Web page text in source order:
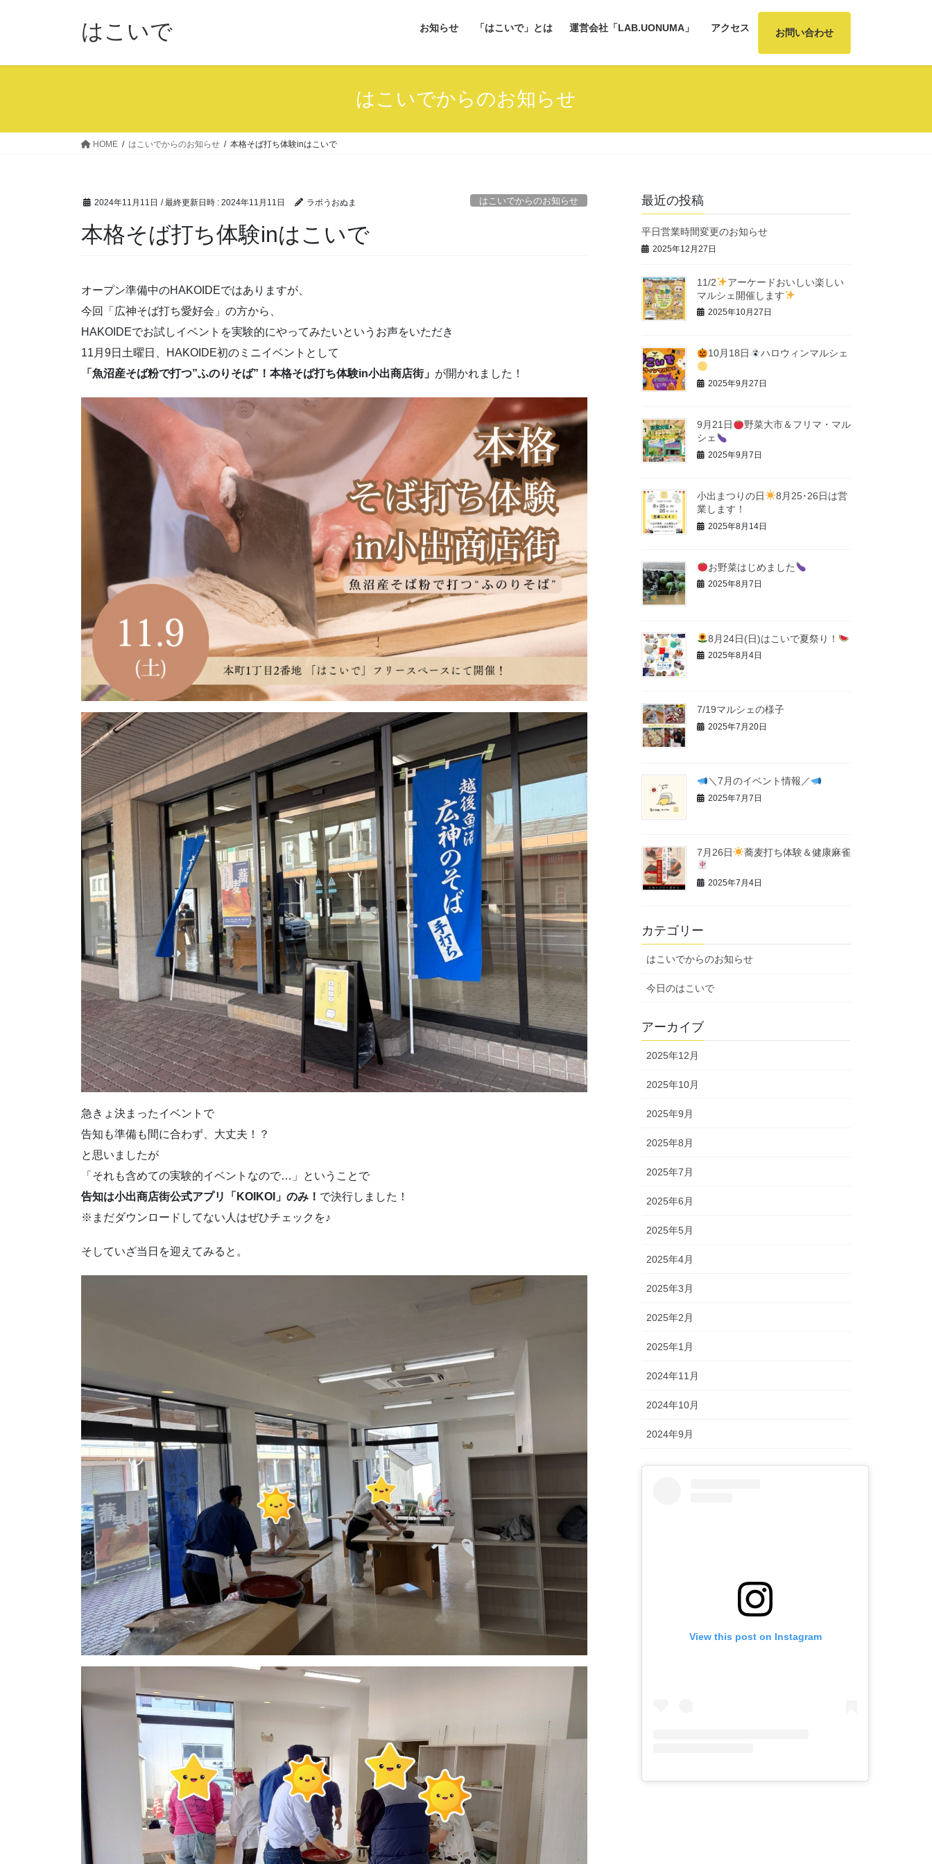
はこいで お知らせ 「はこいで」とは 運営会社「LAB.UONUMA」 アクセス お問い合わせ
はこいでからのお知らせ
HOME はこいでからのお知らせ 本格そば打ち体験inはこいで
2024年11月11日 / 最終更新日時 : 2024年11月11日 ラボうおぬま はこいでからのお知らせ
本格そば打ち体験inはこいで
オープン準備中のHAKOIDEではありますが、
今回「広神そば打ち愛好会」の方から、
HAKOIDEでお試しイベントを実験的にやってみたいというお声をいただき
11月9日土曜日、HAKOIDE初のミニイベントとして
「魚沼産そば粉で打つ”ふのりそば”！本格そば打ち体験in小出商店街」 が開かれました！
急きょ決まったイベントで
告知も準備も間に合わず、大丈夫！？
と思いましたが
「それも含めての実験的イベントなので…」ということで
告知は小出商店街公式アプリ「KOIKOI」のみ！ で決行しました！
※まだダウンロードしてない人はぜひチェックを♪
そしていざ当日を迎えてみると。
最近の投稿
平日営業時間変更のお知らせ
2025年12月27日
11/2
アーケードおいしい楽しい
マルシェ開催します
2025年10月27日
10月18日 ハロウィンマルシェ
2025年9月27日
9月21日
野菜大市＆フリマ・マル
シェ
2025年9月7日
小出まつりの日
8月25･26日は営
業します！
2025年8月14日
お野菜はじめました
2025年8月7日
8月24日(日)はこいで夏祭り！
2025年8月4日
7/19マルシェの様子
2025年7月20日
＼7月のイベント情報／
2025年7月7日
7月26日 蕎麦打ち体験＆健康麻雀
2025年7月4日
カテゴリー
はこいでからのお知らせ
今日のはこいで
アーカイブ
2025年12月
2025年10月
2025年9月
2025年8月
2025年7月
2025年6月
2025年5月
2025年4月
2025年3月
2025年2月
2025年1月
2024年11月
2024年10月
2024年9月
View this post on Instagram